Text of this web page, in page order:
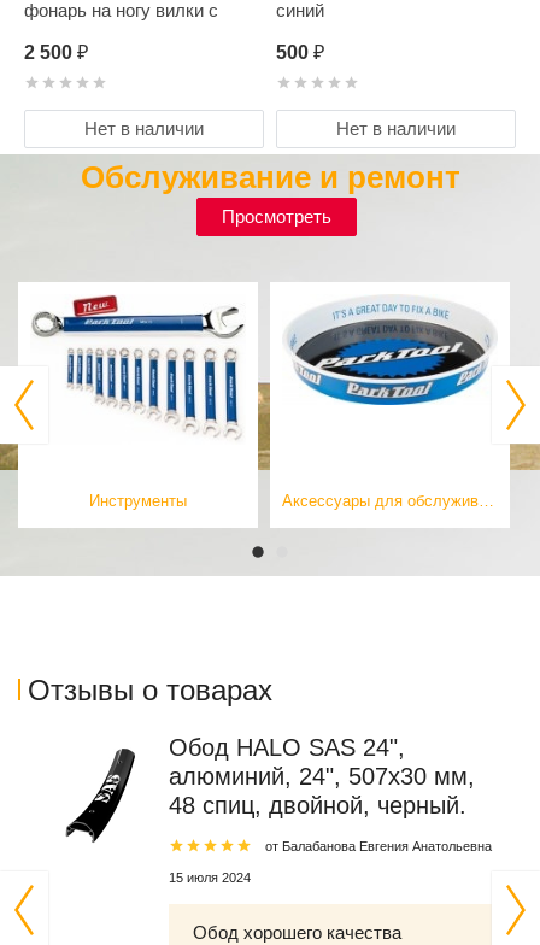
фонарь на ногу вилки с
2 500 ₽
Нет в наличии
синий
500 ₽
Нет в наличии
Обслуживание и ремонт
Просмотреть
Инструменты
Отзывы о товарах
Обод HALO SAS 24",
алюминий, 24", 507x30 мм,
48 спиц, двойной, черный.
от Балабанова Евгения Анатольевна
15 июля 2024
Обод хорошего качества